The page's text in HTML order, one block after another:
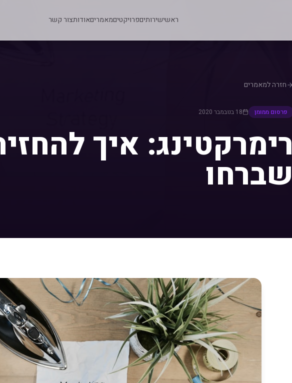
ראשישירותיםפרויקטיםמאמריםאודותצור קשר
חזרה למאמרים
פרסום ממומן 18 בנובמבר 2020
רימרקטינג: איך
שברחו